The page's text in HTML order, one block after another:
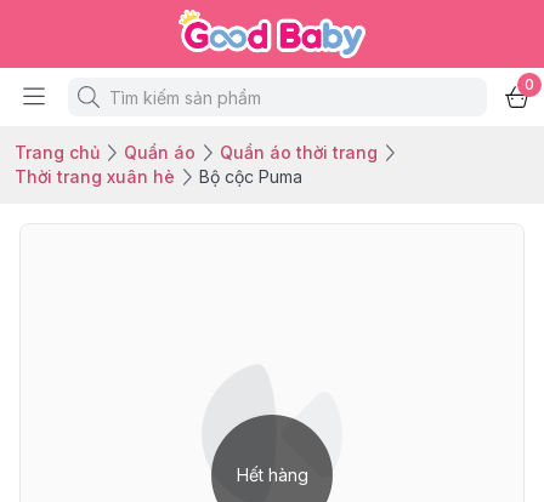
0
Trang chủ Quần áo
Quần áo thời trang
Thời trang xuân hè
Bộ cộc Puma
Hết hàng